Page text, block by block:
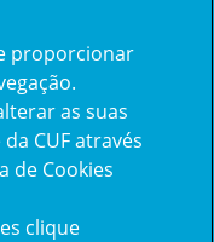
Apple
proporcionar
as suas
CUF através
de Cookies
clique